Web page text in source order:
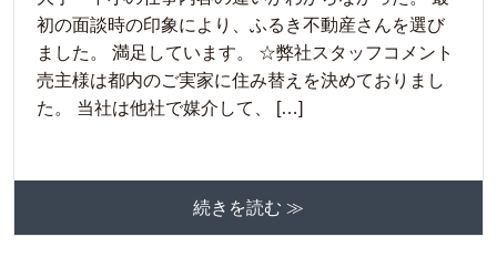
初の面談時の印象により、ふるき不動産さんを選び
ました。 満足しています。 ☆弊社スタッフコメント
売主様は都内のご実家に住み替えを決めておりまし
た。 当社は他社で媒介して、 […]
続きを読む ≫